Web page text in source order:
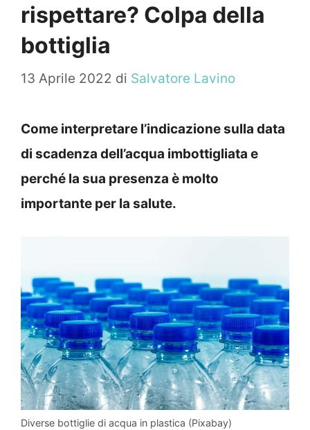
rispettare? Colpa della
bottiglia
13 Aprile 2022 di Salvatore Lavino
Come interpretare l’indicazione sulla data
di scadenza dell’acqua imbottigliata e
perché la sua presenza è molto
importante per la salute.
Diverse bottiglie di acqua in plastica (Pixabay)